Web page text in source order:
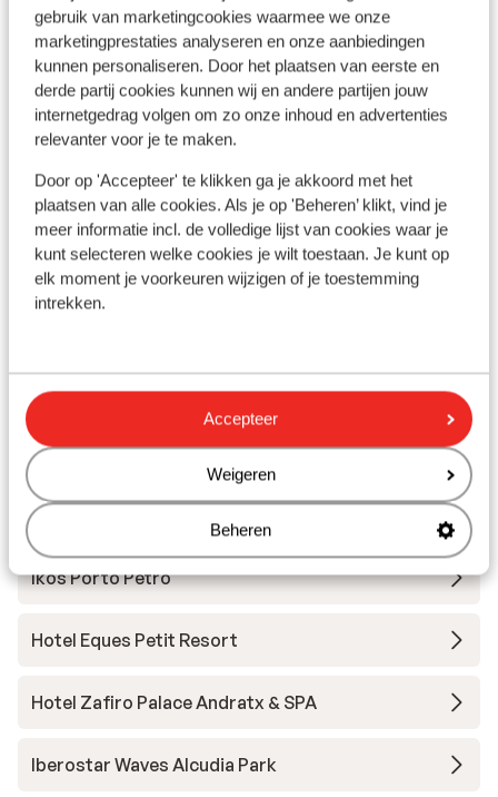
gebruik van marketingcookies waarmee we onze
marketingprestaties analyseren en onze aanbiedingen
kunnen personaliseren. Door het plaatsen van eerste en
derde partij cookies kunnen wij en andere partijen jouw
internetgedrag volgen om zo onze inhoud en advertenties
relevanter voor je te maken.
Door op 'Accepteer' te klikken ga je akkoord met het
plaatsen van alle cookies. Als je op 'Beheren’ klikt, vind je
meer informatie incl. de volledige lijst van cookies waar je
kunt selecteren welke cookies je wilt toestaan. Je kunt op
elk moment je voorkeuren wijzigen of je toestemming
intrekken.
Accepteer
Weigeren
Beheren
Bekijk op kaart
In de buurt
Aan het strand (zandstrand, ligstoelen, parasol)
Luchthaven: 66 km
Winkels: 100 m
(Mini)supermarkt: 100 m
Rustig gelegen
Andere accommodaties in Mallorca
Ikos Porto Petro
Hotel Eques Petit Resort
Hotel Zafiro Palace Andratx & SPA
Iberostar Waves Alcudia Park